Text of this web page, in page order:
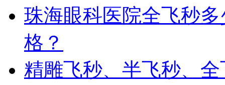
珠海眼科医院全飞秒
格？
精雕飞秒、半飞秒、